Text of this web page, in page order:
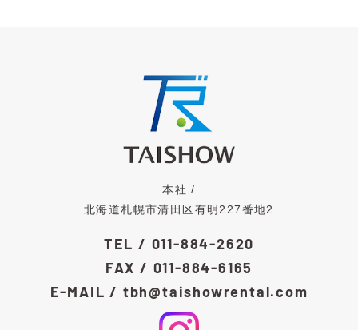
本社 /
北海道札幌市清田区有明227番地2
TEL / 011-884-2620
FAX / 011-884-6165
E-MAIL / tbh@taishowrental.com